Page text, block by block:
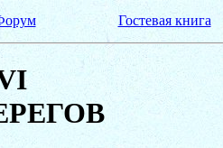
Гостевая книга